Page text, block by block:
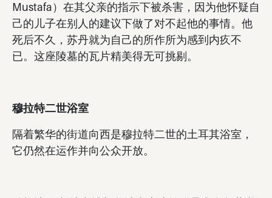
Mustafa）在其父亲的指示下被杀害，因为他怀疑自
己的儿子在别人的建议下做了对不起他的事情。他
死后不久，苏丹就为自己的所作所为感到内疚不
已。这座陵墓的瓦片精美得无可挑剔。
穆拉特二世浴室
隔着繁华的街道向西是穆拉特二世的土耳其浴室，
它仍然在运作并向公众开放。